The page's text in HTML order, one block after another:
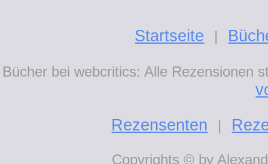
Startseite |
Bücher bei webcritics: Alle Rezensionen
Rezensenten
|
Copyrights © by